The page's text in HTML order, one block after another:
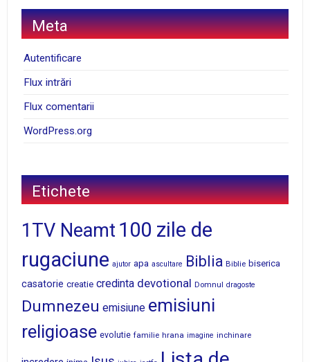
Meta
Autentificare
Flux intrări
Flux comentarii
WordPress.org
Etichete
1TV Neamt 100 zile de
rugaciune ajutor apa ascultare Biblia Biblie biserica
casatorie creatie credinta devotional Domnul dragoste
Dumnezeu emisiune emisiuni
religioase evolutie familie hrana imagine inchinare